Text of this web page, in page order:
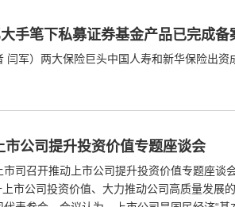
手笔下私募证券基金产品已完成
闫军）两大保险巨头中国人寿和新华保险出
市公司提升投资价值专题座谈会
司召开推动上市公司提升投资价值专题座谈
市公司投资价值、大力推动公司高质量发展